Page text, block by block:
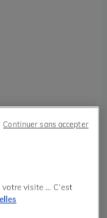
visite … C’est
Continuer sans accepter